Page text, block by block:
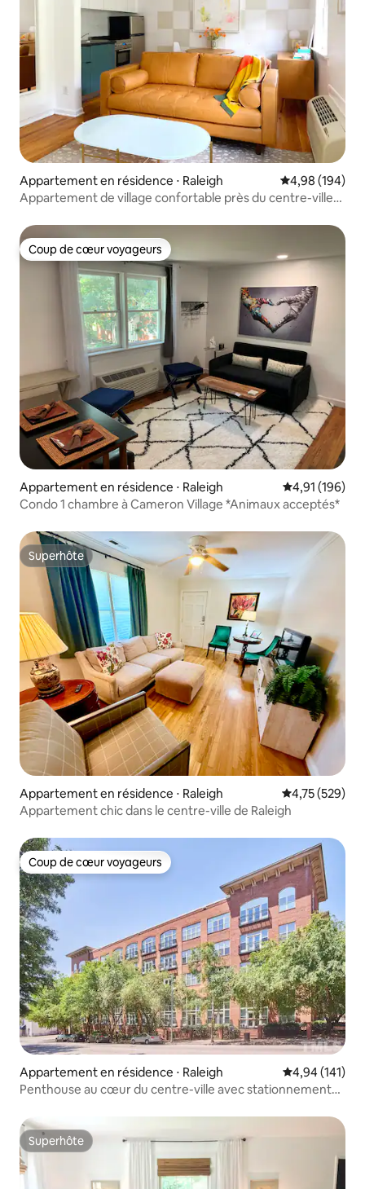
Appartement en résidence ⋅ Raleigh Évaluation
4,98 (194)
Appartement de village confortable près du centre-ville
Coup de cœur voyageurs
Coup de cœur voyageurs
Appartement en résidence ⋅ Raleigh Évaluation
4,91 (196)
Condo 1 chambre à Cameron Village *Animaux acceptés*
Superhôte
Superhôte
Appartement en résidence ⋅ Raleigh Évaluation
4,75 (529)
Appartement chic dans le centre-ville de Raleigh
Coup de cœur voyageurs
Coup de cœur voyageurs
Appartement en résidence ⋅ Raleigh Évaluation
4,94 (141)
Penthouse au cœur du centre-ville avec stationnement
Superhôte
Superhôte